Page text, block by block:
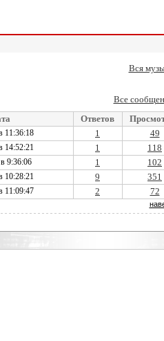
Вся
Все
Ответов
11:36:18 1 49
14:52:21 1 118
9:36:06 1 102
10:28:21 9 351
11:09:47 2 72